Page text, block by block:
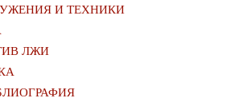
И ТЕХНИКИ
ЛЖИ